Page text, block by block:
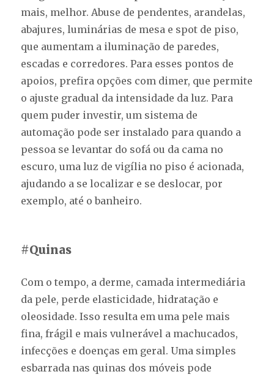
mais, melhor. Abuse de pendentes, arandelas,
abajures, luminárias de mesa e spot de piso,
que aumentam a iluminação de paredes,
escadas e corredores. Para esses pontos de
apoios, prefira opções com dimer, que permite
o ajuste gradual da intensidade da luz. Para
quem puder investir, um sistema de
automação pode ser instalado para quando a
pessoa se levantar do sofá ou da cama no
escuro, uma luz de vigília no piso é acionada,
ajudando a se localizar e se deslocar, por
exemplo, até o banheiro.
#Quinas
Com o tempo, a derme, camada intermediária
da pele, perde elasticidade, hidratação e
oleosidade. Isso resulta em uma pele mais
fina, frágil e mais vulnerável a machucados,
infecções e doenças em geral. Uma simples
esbarrada nas quinas dos móveis pode